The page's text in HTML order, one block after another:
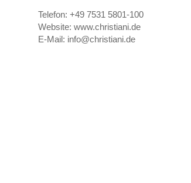
Telefon: +49 7531 5801-100
Website: www.christiani.de
E-Mail: info@christiani.de